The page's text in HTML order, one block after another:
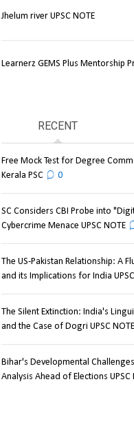
Jhelum river UPSC NOTE
Learnerz GEMS Plus Mentorship
RECENT
Free Mock Test for Degree
Kerala PSC
0
SC Considers CBI Probe into
Cybercrime Menace UPSC NOTE
The US-Pakistan Relationship: A
and its Implications for India
The Silent Extinction: India's
and the Case of Dogri UPSC NOTE
Bihar's Developmental
Analysis Ahead of Elections UPSC